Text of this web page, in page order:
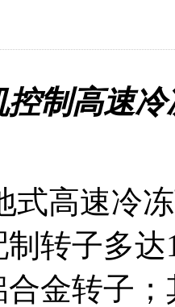
制高速
式高速冷
转子多
金转子